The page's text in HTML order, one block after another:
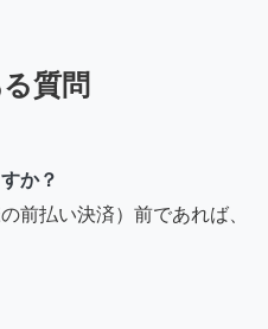
質問
か？
前払い決済）前であれば、